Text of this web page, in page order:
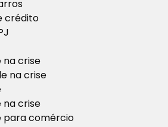
crédito
na crise
na crise
na crise
para comércio